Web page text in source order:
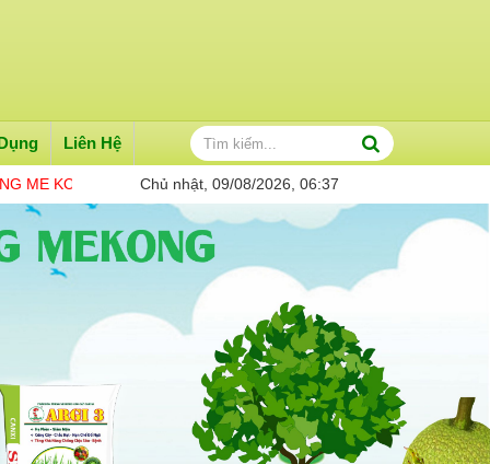
Liên Hệ
THÔNG TIN CẦN BIẾTChủ nhật, 09/08/2026, 06:37